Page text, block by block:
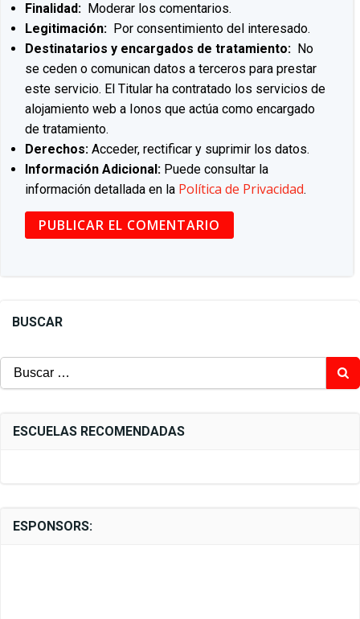
Finalidad: Moderar los comentarios.
Legitimación: Por consentimiento del interesado.
Destinatarios y encargados de tratamiento: No
se ceden o comunican datos a terceros para prestar
este servicio. El Titular ha contratado los servicios de
alojamiento web a Ionos que actúa como encargado
de tratamiento.
Derechos: Acceder, rectificar y suprimir los datos.
Información Adicional: Puede consultar la
información detallada en la Política de Privacidad.
BUSCAR
Buscar:
ESCUELAS RECOMENDADAS
ESPONSORS: